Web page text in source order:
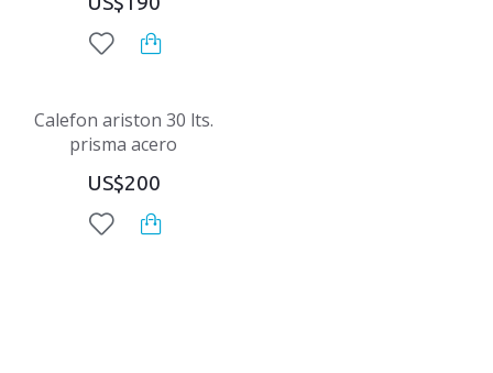
Calefon ariston 30 lts.
prisma acero
US$200